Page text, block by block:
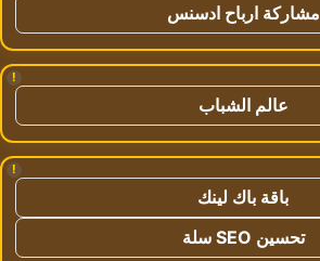
مشاركة ارباح ادسنس
!
عالم الشباب
!
باقة باك لينك
تحسين SEO سلة